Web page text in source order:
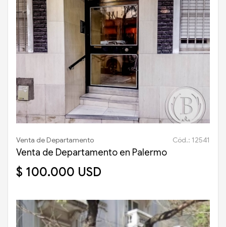
Venta de Departamento Cód.: 12541
Venta de Departamento en Palermo
$ 100.000 USD